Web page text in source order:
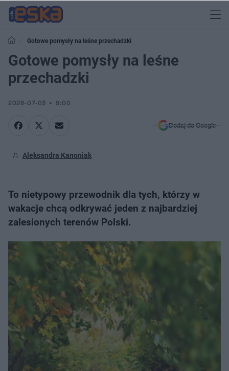
Gotowe pomysły na leśne przechadzki
Gotowe pomysły na leśne
przechadzki
2026-07-03 9:00
Dodaj do Google
Aleksandra Kanoniak
To nietypowy przewodnik dla tych, którzy w
wakacje chcą odkrywać jeden z najbardziej
zalesionych terenów Polski.